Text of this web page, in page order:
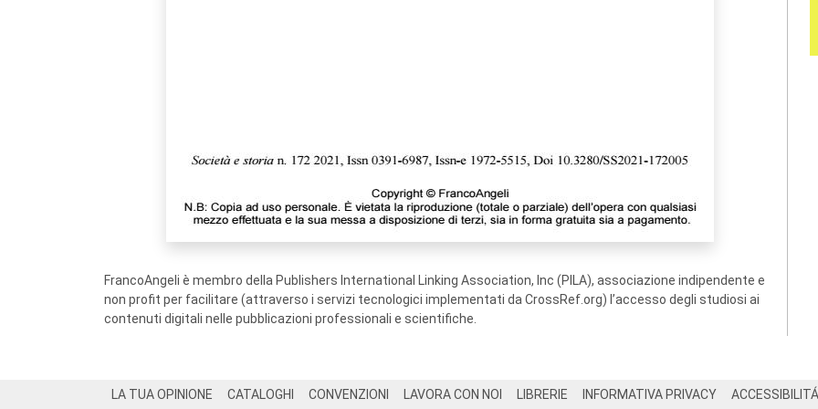
FrancoAngeli è membro della Publishers International Linking Association, Inc (PILA), associazione indipendente e
non profit per facilitare (attraverso i servizi tecnologici implementati da CrossRef.org) l’accesso degli studiosi ai
contenuti digitali nelle pubblicazioni professionali e scientifiche.
LA TUA OPINIONE CATALOGHI CONVENZIONI LAVORA CON NOI LIBRERIE INFORMATIVA PRIVACY ACCESSIBILITÁ